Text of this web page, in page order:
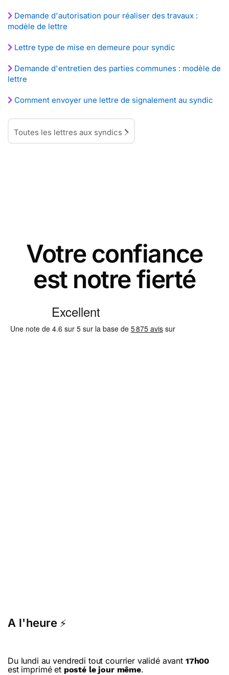
Demande d'autorisation pour réaliser des travaux :
modèle de lettre
Lettre type de mise en demeure pour syndic
Demande d'entretien des parties communes : modèle de
lettre
Comment envoyer une lettre de signalement au syndic
Toutes les lettres aux syndics
Votre confiance
est notre fierté
A l'heure ⚡
Du lundi au vendredi tout courrier validé avant 17h00
est imprimé et posté le jour même.